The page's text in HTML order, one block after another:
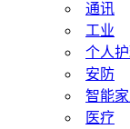
通讯
工业
个人
安防
智能
医疗